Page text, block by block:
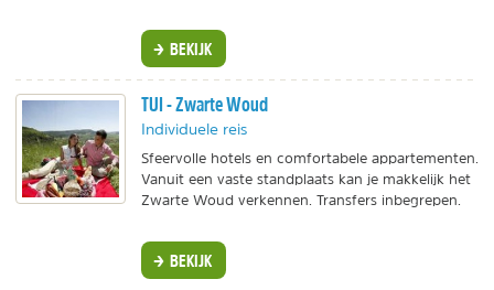
BEKIJK
TUI - Zwarte Woud
Individuele reis
Sfeervolle hotels en comfortabele appartementen.
Vanuit een vaste standplaats kan je makkelijk het
Zwarte Woud verkennen. Transfers inbegrepen.
BEKIJK